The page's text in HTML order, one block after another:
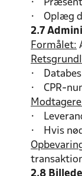
•
• Oplæg
2.7
Formålet:
•
• CPR-
•
• Hvis
2.8